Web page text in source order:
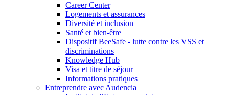
Career Center
Logements et assurances
Diversité et inclusion
Santé et bien-être
Dispositif BeeSafe - lutte contre les VSS et
discriminations
Knowledge Hub
Visa et titre de séjour
Informations pratiques
Entreprendre avec Audencia